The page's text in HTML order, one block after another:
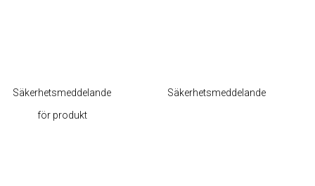
Säkerhetsmeddelande
för produkt
Säkerhetsmeddelande